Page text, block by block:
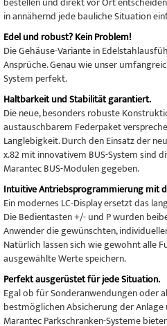
in annähernd jede bauliche Situation
Edel und robust? Kein Problem!
Die Gehäuse-Variante in
Ansprüche. Genau wie unser
System perfekt.
Haltbarkeit und Stabilität garantiert.
Die neue, besonders robuste
austauschbarem Federpaket
Langlebigkeit. Durch den Einsatz der
x.82 mit innovativem BUS-System sind
Marantec BUS-Modulen gegeben.
Intuitive Antriebsprogrammierung mit
Ein modernes LC-Display ersetzt das
Die Bedientasten +/- und P wurden
Anwender die gewünschten,
Natürlich lassen sich wie gewohnt alle
ausgewählte Werte speichern.
Perfekt ausgerüstet für jede Situation.
Egal ob für Sonderanwendungen oder
bestmöglichen Absicherung der Anlage
Marantec Parkschranken-Systeme